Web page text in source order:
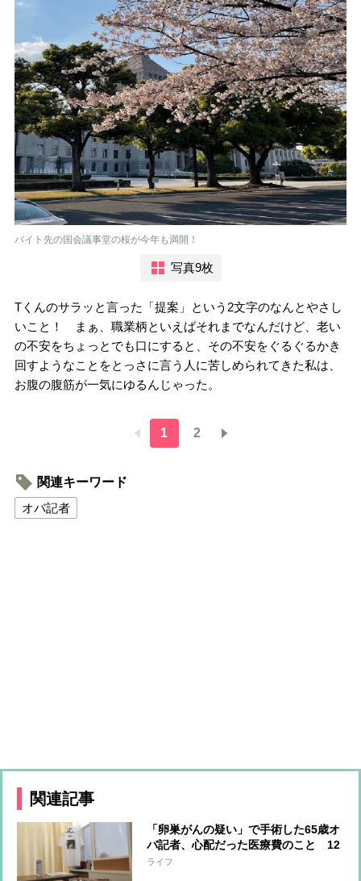
バイト先の国会議事堂の桜が今年も満開！
写真9枚
Tくんのサラッと言った「提案」という2文字のなんとやさし
いこと！ まぁ、職業柄といえばそれまでなんだけど、老い
の不安をちょっとでも口にすると、その不安をぐるぐるかき
回すようなことをとっさに言う人に苦しめられてきた私は、
お腹の腹筋が一気にゆるんじゃった。
1 2
関連キーワード
オバ記者
関連記事
「卵巣がんの疑い」で手術した65歳オ
バ記者、心配だった医療費のこと 12
日間の入院で負担額は？
ライフ